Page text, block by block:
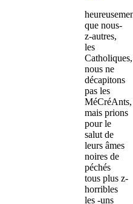
que nous-
z-autres,
les
Catholiques,
nous ne
décapitons
pas les
MéCréAnts,
mais prions
pour le
salut de
leurs âmes
noires de
péchés
tous plus z-
horribles
les -uns